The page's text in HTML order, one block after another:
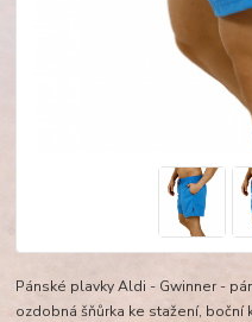
Pánské plavky Aldi - Gwinner -
ozdobná šňůrka ke stažení,